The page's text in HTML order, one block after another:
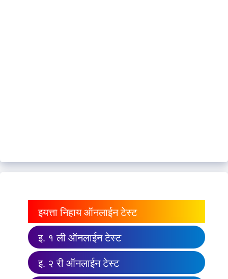
इयत्ता निहाय ऑनलाईन टेस्ट
इ. १ ली ऑनलाईन टेस्ट
इ. २ री ऑनलाईन टेस्ट